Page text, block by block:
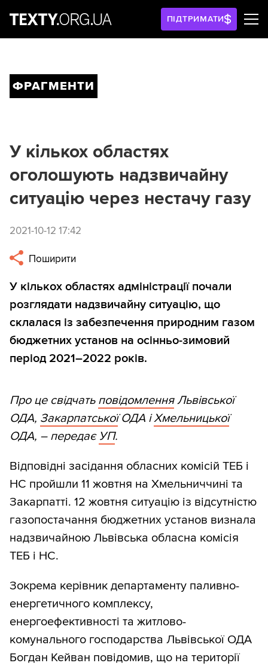
ПІДТРИМАТИ
ФРАГМЕНТИ
У кількох областях
оголошують надзвичайну
ситуацію через нестачу газу
2021-10-12 17:42
Поширити
У кількох областях адміністрації почали
розглядати надзвичайну ситуацію, що
склалася із забезпечення природним газом
бюджетних установ на осінньо-зимовий
період 2021–2022 років.
Про це свідчать повідомленняЛьвівської
ОДА, ЗакарпатськоїОДА і Хмельницької
ОДА, – передає УП.
Відповідні засідання обласних комісій ТЕБ і
НС пройшли 11 жовтня на Хмельниччині та
Закарпатті. 12 жовтня ситуацію із відсутністю
газопостачання бюджетних установ визнала
надзвичайною Львівська обласна комісія
ТЕБ і НС.
Зокрема керівник департаменту паливно-
енергетичного комплексу,
енергоефективності та житлово-
комунального господарства Львівської ОДА
Богдан Кейван повідомив, що на території